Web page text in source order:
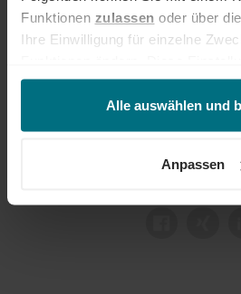
Funktionen zulassen oder über
Ihre Einwilligung für einzelne
jederzeit über unserenCookie-
und/oder nachträglich jederzeit
Informationen erhalten Sie über
Alle auswählen und
Anpassen
+49 221 846 35 141